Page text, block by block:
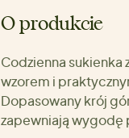
O produkcie
Codzienna
wzorem i
Dopasowany krój
zapewniają wygodę